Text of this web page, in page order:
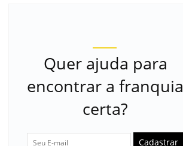
Quer ajuda para
encontrar a franquia
certa?
Cadastrar